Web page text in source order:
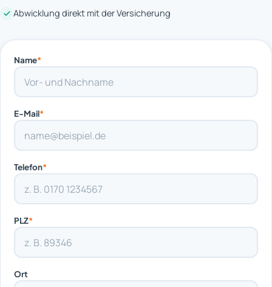
Abwicklung direkt mit der Versicherung
Name*
E-Mail*
Telefon*
PLZ*
Ort